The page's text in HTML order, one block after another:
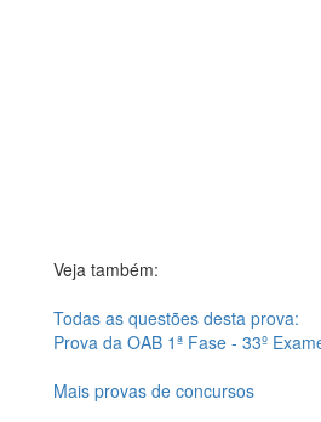
Veja também:
Todas as questões desta prova:
Prova da OAB 1ª Fase - 33º
Mais provas de concursos